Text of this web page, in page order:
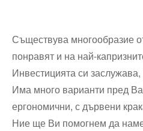
Съществува многообразие
понравят и на най-
Инвестицията си заслужава,
Има много варианти пред
ергономични, с дървени
Ние ще Ви помогнем да